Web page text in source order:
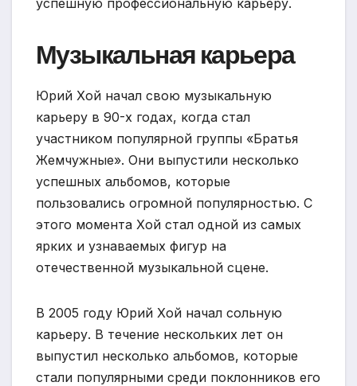
Музыкальная карьера
Юрий Хой начал свою музыкальную
карьеру в 90-х годах, когда стал
участником популярной группы «Братья
Жемчужные». Они выпустили несколько
успешных альбомов, которые
пользовались огромной популярностью. С
этого момента Хой стал одной из самых
ярких и узнаваемых фигур на
отечественной музыкальной сцене.
В 2005 году Юрий Хой начал сольную
карьеру. В течение нескольких лет он
выпустил несколько альбомов, которые
стали популярными среди поклонников его